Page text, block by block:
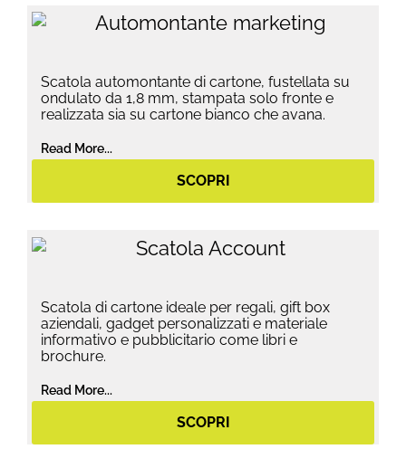
Scatola automontante di cartone, fustellata su
ondulato da 1,8 mm, stampata solo fronte e
realizzata sia su cartone bianco che avana.
Read More...
SCOPRI
Scatola di cartone ideale per regali, gift box
aziendali, gadget personalizzati e materiale
informativo e pubblicitario come libri e
brochure.
Read More...
SCOPRI